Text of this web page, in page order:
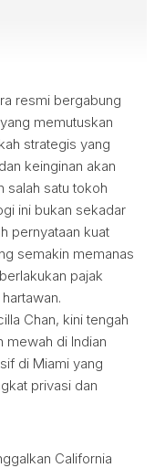
resmi bergabung
memutuskan
strategis yang
keinginan akan
salah satu tokoh
ini bukan sekadar
pernyataan kuat
semakin memanas
pajak
Chan, kini tengah
mewah di Indian
di Miami yang
privasi dan
California